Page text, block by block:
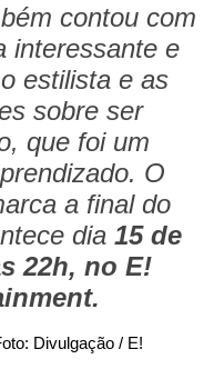
contou com
interessante e
estilista e as
sobre ser
que foi um
O
a final do
dia 15 de
22h, no E!
/ E!